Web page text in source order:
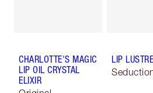
CHARLOTTE'S MAGIC
LIP OIL CRYSTAL
ELIXIR
LIP LUSTRE